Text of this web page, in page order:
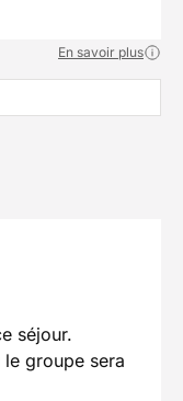
En savoir plus
séjour.
le groupe sera